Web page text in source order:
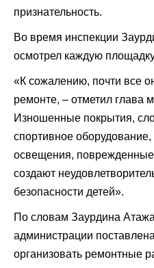
признательность.
Во время инспекции
осмотрел каждую
«К сожалению, почти все
ремонте, – отметил глава
Изношенные покрытия,
спортивное
освещения,
создают
безопасности детей».
По словам Заурдина
администрации
организовать ремонтные